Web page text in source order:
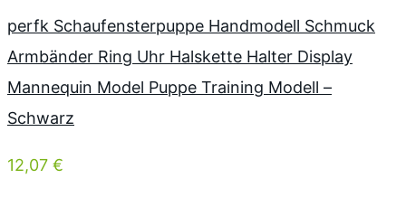
perfk Schaufensterpuppe Handmodell Schmuck
Armbänder Ring Uhr Halskette Halter Display
Mannequin Model Puppe Training Modell –
Schwarz
12,07 €